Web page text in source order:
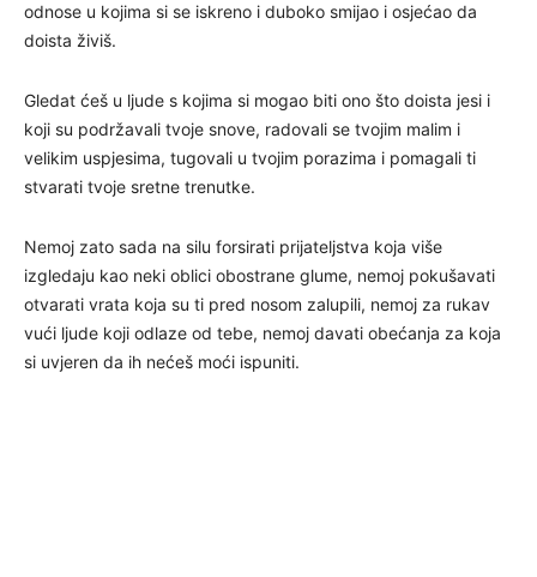
odnose u kojima si se iskreno i duboko smijao i osjećao da
doista živiš.
Gledat ćeš u ljude s kojima si mogao biti ono što doista jesi i
koji su podržavali tvoje snove, radovali se tvojim malim i
velikim uspjesima, tugovali u tvojim porazima i pomagali ti
stvarati tvoje sretne trenutke.
Nemoj zato sada na silu forsirati prijateljstva koja više
izgledaju kao neki oblici obostrane glume, nemoj pokušavati
otvarati vrata koja su ti pred nosom zalupili, nemoj za rukav
vući ljude koji odlaze od tebe, nemoj davati obećanja za koja
si uvjeren da ih nećeš moći ispuniti.